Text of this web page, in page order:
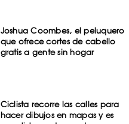
Joshua Coombes, el peluquero
que ofrece cortes de cabello
gratis a gente sin hogar
Ciclista recorre las calles para
hacer dibujos en mapas y es